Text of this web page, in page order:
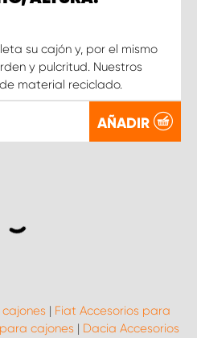
su cajón y, por el mismo
y pulcritud. Nuestros
material reciclado.
AÑADIR
| Fiat Accesorios para
cajones | Dacia Accesorios